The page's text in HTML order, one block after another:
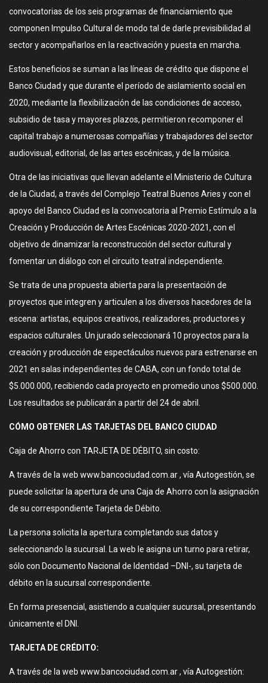
convocatorias de los seis programas de financiamiento que
componen Impulso Cultural de modo tal de darle previsibilidad al
sector y acompañarlos en la reactivación y puesta en marcha.
Estos beneficios se suman a las líneas de crédito que dispone el
Banco Ciudad y que durante el período de aislamiento social en
2020, mediante la flexibilización de las condiciones de acceso,
subsidio de tasa y mayores plazos, permitieron recomponer el
capital trabajo a numerosas compañías y trabajadores del sector
audiovisual, editorial, de las artes escénicas, y de la música.
Otra de las iniciativas que llevan adelante el Ministerio de Cultura
de la Ciudad, a través del Complejo Teatral Buenos Aries y con el
apoyo del Banco Ciudad es la convocatoria al Premio Estímulo a la
Creación y Producción de Artes Escénicas 2020-2021, con el
objetivo de dinamizar la reconstrucción del sector cultural y
fomentar un diálogo con el circuito teatral independiente.
Se trata de una propuesta abierta para la presentación de
proyectos que integren y articulen a los diversos hacedores de la
escena: artistas, equipos creativos, realizadores, productores y
espacios culturales. Un jurado seleccionará 10 proyectos para la
creación y producción de espectáculos nuevos para estrenarse en
2021 en salas independientes de CABA, con un fondo total de
$5.000.000, recibiendo cada proyecto en promedio unos $500.000.
Los resultados se publicarán a partir del 24 de abril.
CÓMO OBTENER LAS TARJETAS DEL BANCO CIUDAD
​Caja de Ahorro con TARJETA DE DÉBITO, sin costo:
A través de la web www.bancociudad.com.ar , vía Autogestión, se
puede solicitar la apertura de una Caja de Ahorro con la asignación
de su correspondiente Tarjeta de Débito.
La persona solicita la apertura completando sus datos y
seleccionando la sucursal. La web le asigna un turno para retirar,
sólo con Documento Nacional de Identidad –DNI-, su tarjeta de
débito en la sucursal correspondiente.
En forma presencial, asistiendo a cualquier sucursal, presentando
únicamente el DNI.
TARJETA DE CRÉDITO:
A través de la web www.bancociudad.com.ar , vía Autogestión: